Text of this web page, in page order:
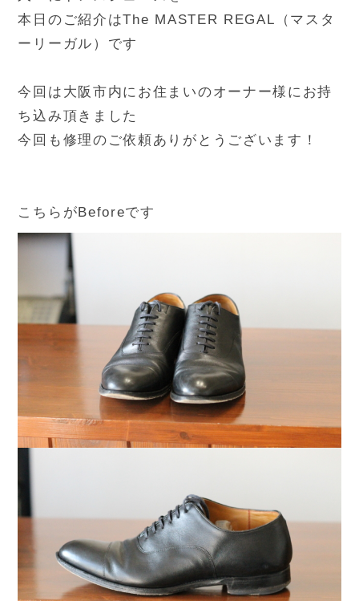
本日のご紹介はThe MASTER REGAL（マスタ
ーリーガル）です
今回は大阪市内にお住まいのオーナー様にお持
ち込み頂きました
今回も修理のご依頼ありがとうございます！
こちらがBeforeです